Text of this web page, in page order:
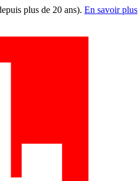
plus de 20 ans). En savoir plus